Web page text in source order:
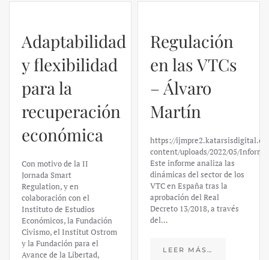
Adaptabilidad
y flexibilidad
para la
recuperación
económica
Con motivo de la II
Jornada Smart
Regulation, y en
colaboración con el
Instituto de Estudios
Económicos, la Fundación
Civismo, el Institut Ostrom
y la Fundación para el
Avance de la Libertad,
Regulación
en las VTCs
– Álvaro
Martín
https://
content/uploads/2022/05/
Este informe analiza las
dinámicas del sector de los
VTC en España tras la
aprobación del Real
Decreto 13/2018, a través
del…
LEER MÁS…